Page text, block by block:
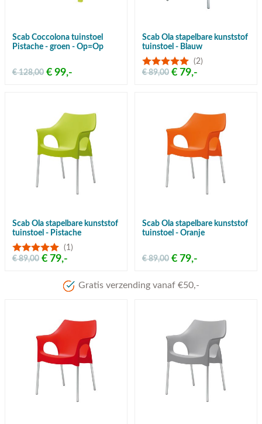
Scab Coccolona tuinstoel
Pistache - groen - Op=Op
€ 99,-
€ 128,00
Scab Ola stapelbare kunststof
tuinstoel - Blauw
(2)
€ 79,-
€ 89,00
Scab Ola stapelbare kunststof
tuinstoel - Pistache
(1)
€ 79,-
€ 89,00
Scab Ola stapelbare kunststof
tuinstoel - Oranje
€ 79,-
€ 89,00
Gratis verzending vanaf €50,-